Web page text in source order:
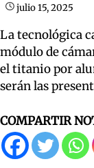
julio 15, 2025
La tecnológica
módulo de
el titanio por
serán las
COMPARTIR